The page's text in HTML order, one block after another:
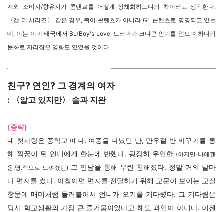
자와 소비자/향유자가 콘텐르를 어떻게 정체화하느냐의 차이라고 생각한다.
〈갭 더 시리즈〉 같은 경우, 퀴어 콘텐츠가 아니라 GL 콘텐츠로 명명되고 있는
데, 이는 이미 태국에서 BL(Boy's Love) 드라마가 크나큰 인기를 얻으며 하나의
문화로 자리잡은 영향도 있었을 것이다.
친구? 연인? 그 경계의 여자
: 〈알고 있지만〉 솔과 지완
(중략)
내 첫사랑은 중학교 때다. 여중을 다녔던 난, 만우절 반 바꾸기를 통
해 짝꿍이 된 언니에게 한눈에 반했다. 굉장히 우연한 (하지만 나에겐
운.명.적으로 느껴졌던) 그 만남을 통해 우린 친해졌다. 정말 거의 날마
다 편지를 썼다. 아침이면 편지를 전달하기 위해 교문이 보이는 교실
창문에 매미처럼 들러붙어서 언니가 오기를 기다렸다. 그 기다림은
당시 학교생활의 가장 큰 즐거움이었다고 해도 과언이 아니다. 이젠